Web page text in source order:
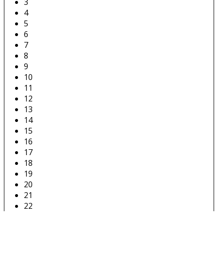
4
5
6
7
8
9
10
11
12
13
14
15
16
17
18
19
20
21
22